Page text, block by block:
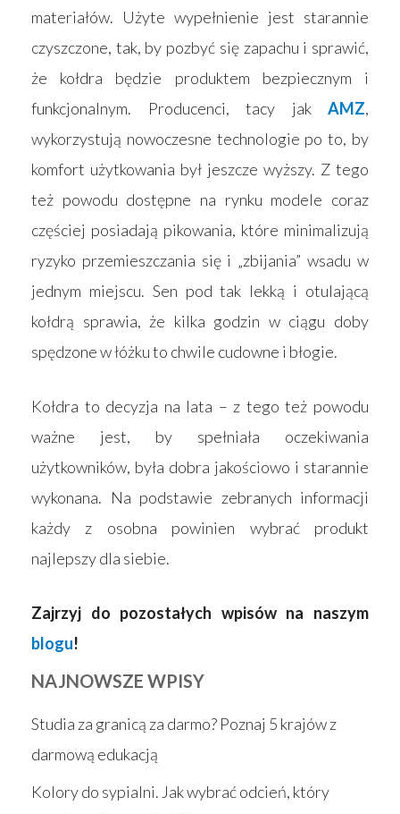
materiałów. Użyte wypełnienie jest starannie
czyszczone, tak, by pozbyć się zapachu i sprawić,
że kołdra będzie produktem bezpiecznym i
funkcjonalnym. Producenci, tacy jak AMZ,
wykorzystują nowoczesne technologie po to, by
komfort użytkowania był jeszcze wyższy. Z tego
też powodu dostępne na rynku modele coraz
częściej posiadają pikowania, które minimalizują
ryzyko przemieszczania się i „zbijania” wsadu w
jednym miejscu. Sen pod tak lekką i otulającą
kołdrą sprawia, że kilka godzin w ciągu doby
spędzone w łóżku to chwile cudowne i błogie.
Kołdra to decyzja na lata – z tego też powodu
ważne jest, by spełniała oczekiwania
użytkowników, była dobra jakościowo i starannie
wykonana. Na podstawie zebranych informacji
każdy z osobna powinien wybrać produkt
najlepszy dla siebie.
Zajrzyj do pozostałych wpisów na naszym
blogu!
NAJNOWSZE WPISY
Studia za granicą za darmo? Poznaj 5 krajów z
darmową edukacją
Kolory do sypialni. Jak wybrać odcień, który